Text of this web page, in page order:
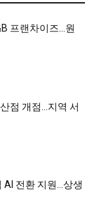
프랜차이즈…원
점 개점…지역 서
AI 전환 지원…상생